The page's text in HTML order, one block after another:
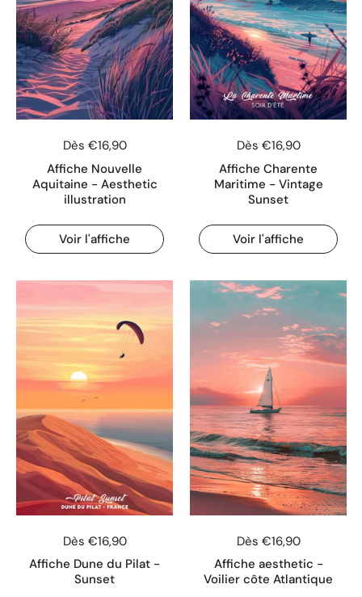
Dès €16,90
Affiche Nouvelle
Aquitaine - Aesthetic
illustration
Voir l'affiche
Dès €16,90
Affiche Charente
Maritime - Vintage
Sunset
Voir l'affiche
Dès €16,90
Affiche Dune du Pilat -
Sunset
Dès €16,90
Affiche aesthetic -
Voilier côte Atlantique